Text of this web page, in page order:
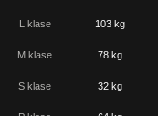
L klase 103 kg
M klase 78 kg
S klase 32 kg